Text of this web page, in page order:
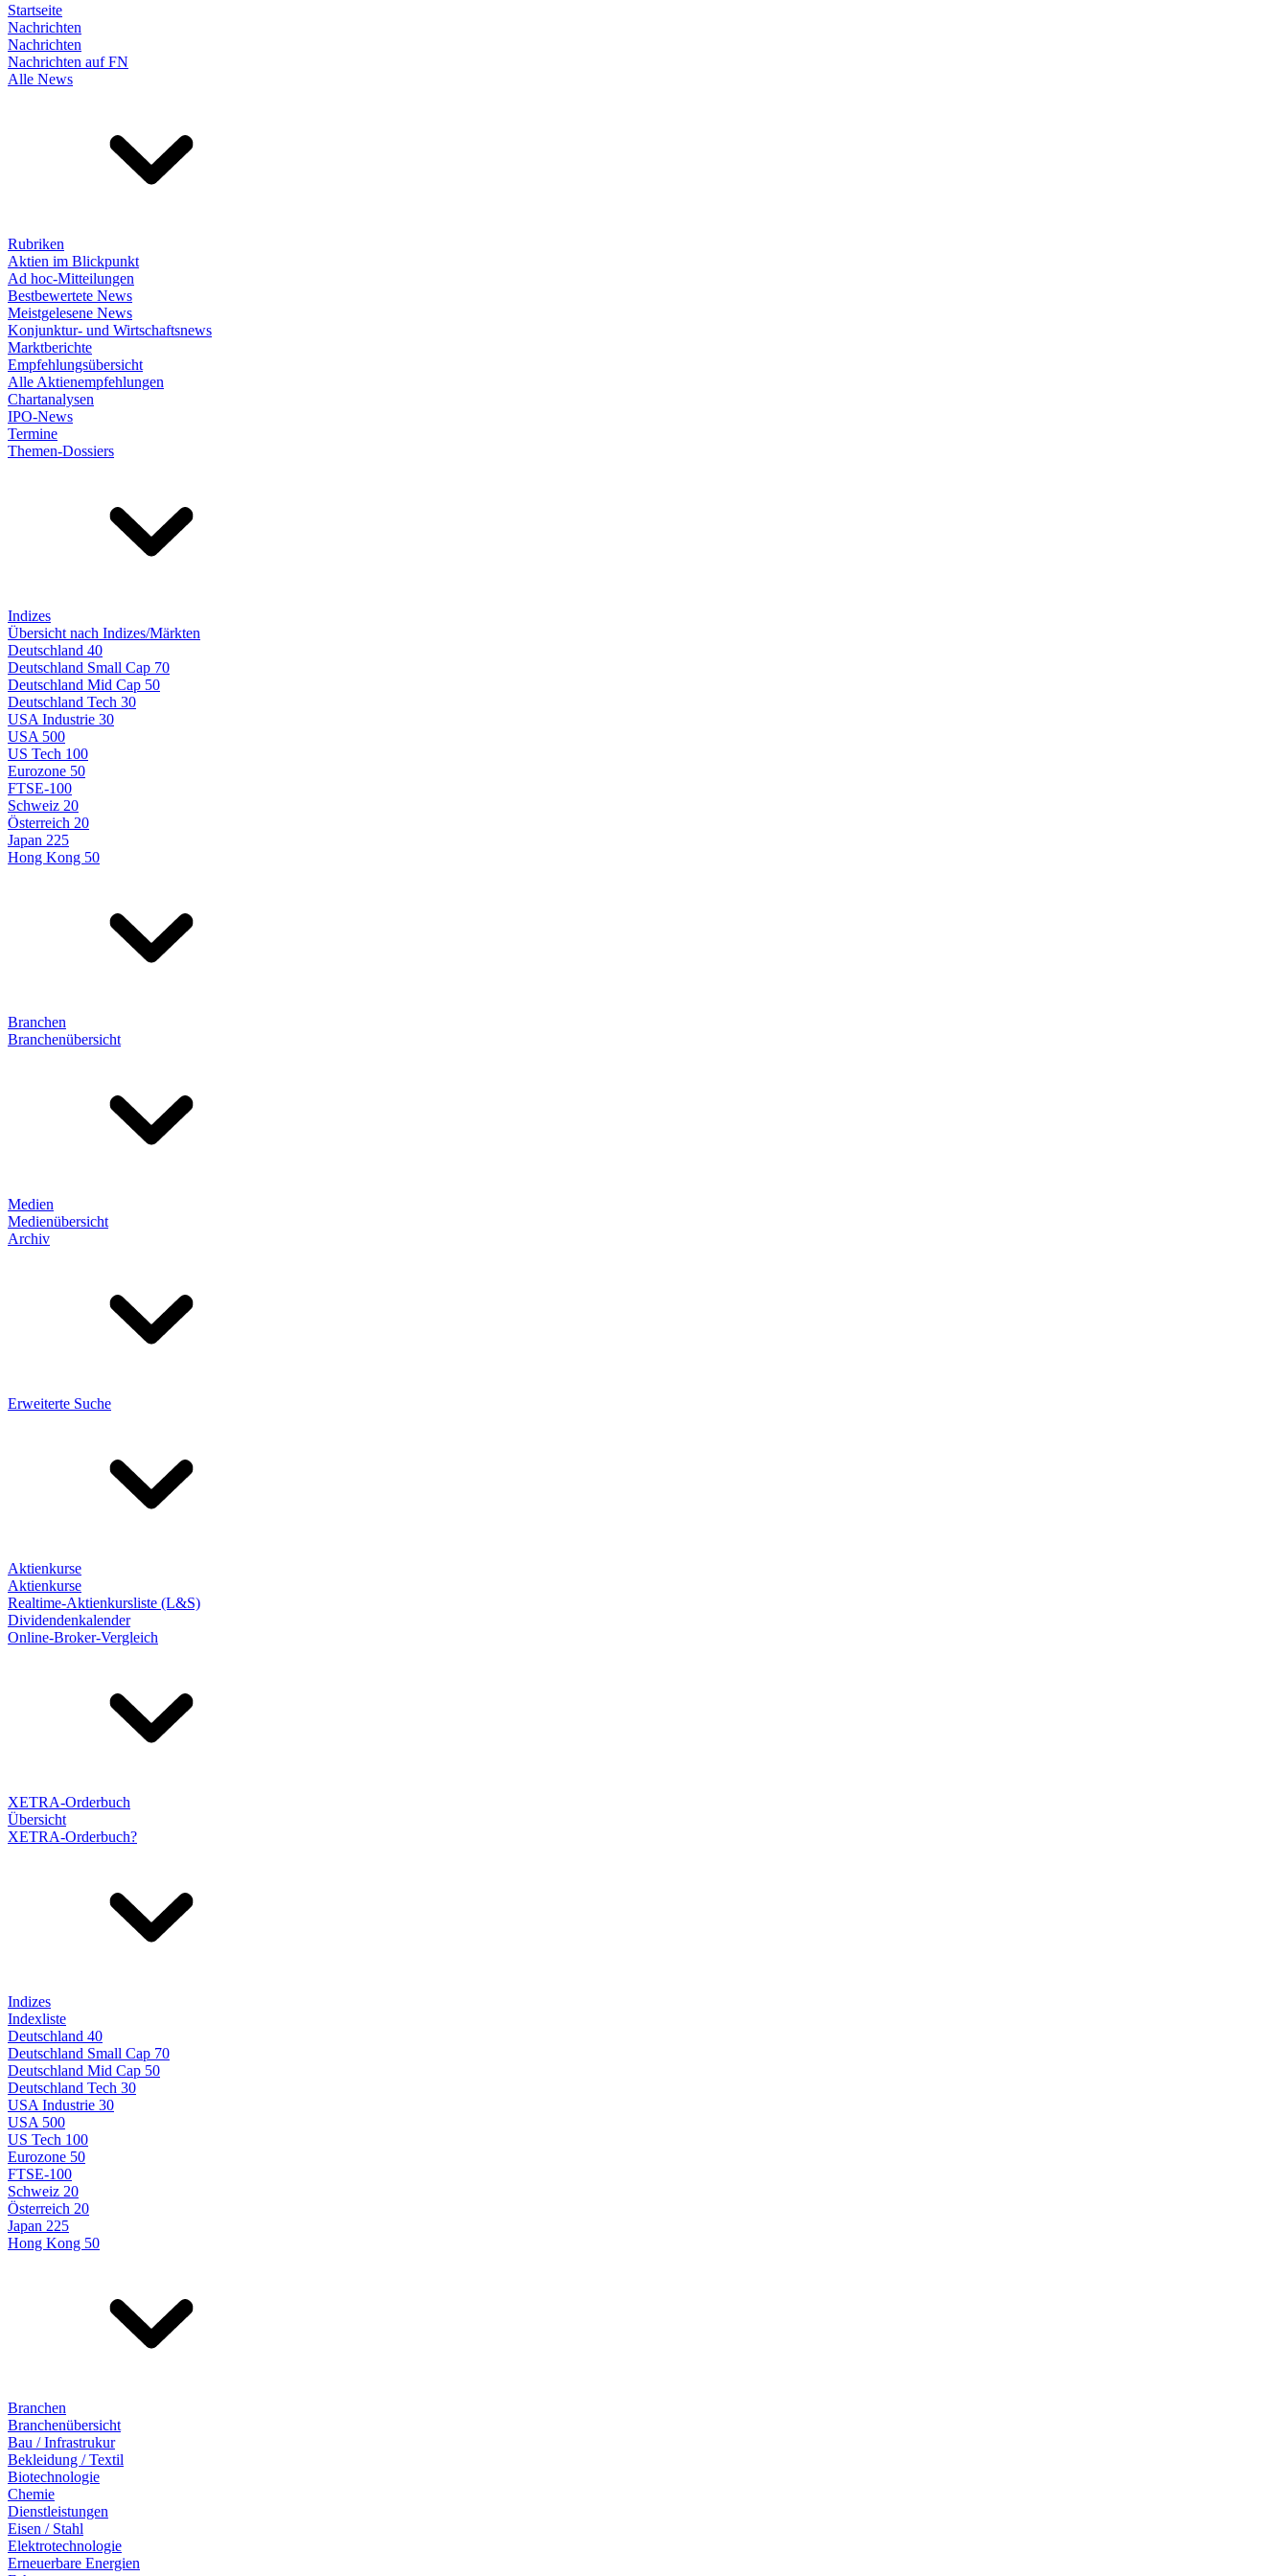
Startseite
Nachrichten
Nachrichten
Nachrichten auf FN
Alle News
Rubriken
Aktien im Blickpunkt
Ad hoc-Mitteilungen
Bestbewertete News
Meistgelesene News
Konjunktur- und Wirtschaftsnews
Marktberichte
Empfehlungsübersicht
Alle Aktienempfehlungen
Chartanalysen
IPO-News
Termine
Themen-Dossiers
Indizes
Übersicht nach Indizes/Märkten
Deutschland 40
Deutschland Small Cap 70
Deutschland Mid Cap 50
Deutschland Tech 30
USA Industrie 30
USA 500
US Tech 100
Eurozone 50
FTSE-100
Schweiz 20
Österreich 20
Japan 225
Hong Kong 50
Branchen
Branchenübersicht
Medien
Medienübersicht
Archiv
Erweiterte Suche
Aktienkurse
Aktienkurse
Realtime-Aktienkursliste (L&S)
Dividendenkalender
Online-Broker-Vergleich
XETRA-Orderbuch
Übersicht
XETRA-Orderbuch?
Indizes
Indexliste
Deutschland 40
Deutschland Small Cap 70
Deutschland Mid Cap 50
Deutschland Tech 30
USA Industrie 30
USA 500
US Tech 100
Eurozone 50
FTSE-100
Schweiz 20
Österreich 20
Japan 225
Hong Kong 50
Branchen
Branchenübersicht
Bau / Infrastrukur
Bekleidung / Textil
Biotechnologie
Chemie
Dienstleistungen
Eisen / Stahl
Elektrotechnologie
Erneuerbare Energien